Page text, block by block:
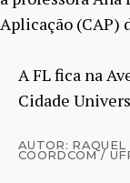
Aplicação (CAP)
A FL fica na
Cidade
AUTOR:
COORDCOM /